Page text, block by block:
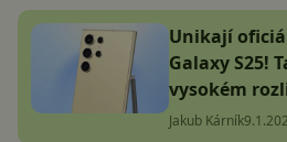
Unikají
Galaxy S25!
vysokém
Jakub Kárník